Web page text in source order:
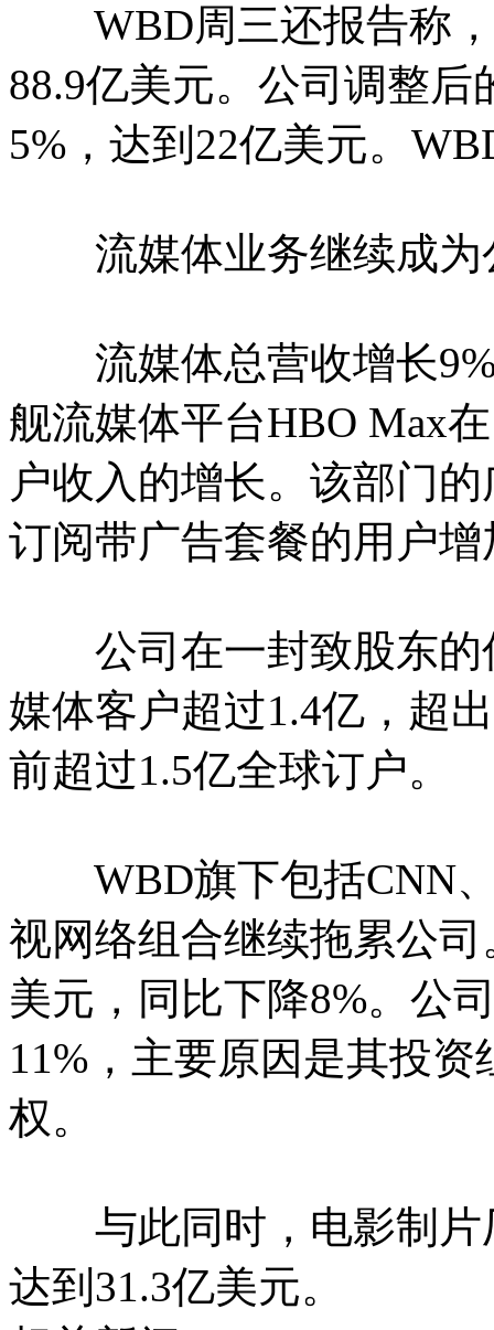
WBD周三还报告称，
88.9亿美元。公司调整
5%，达到22亿美元。
流媒体业务继续成为
流媒体总营收增长9%
舰流媒体平台HBO Max
户收入的增长。该部门
订阅带广告套餐的用户增
公司在一封致股东的
媒体客户超过1.4亿，超
前超过1.5亿全球订户。
WBD旗下包括CNN、
视网络组合继续拖累公
美元，同比下降8%。公
11%，主要原因是其投
权。
与此同时，电影制片
达到31.3亿美元。